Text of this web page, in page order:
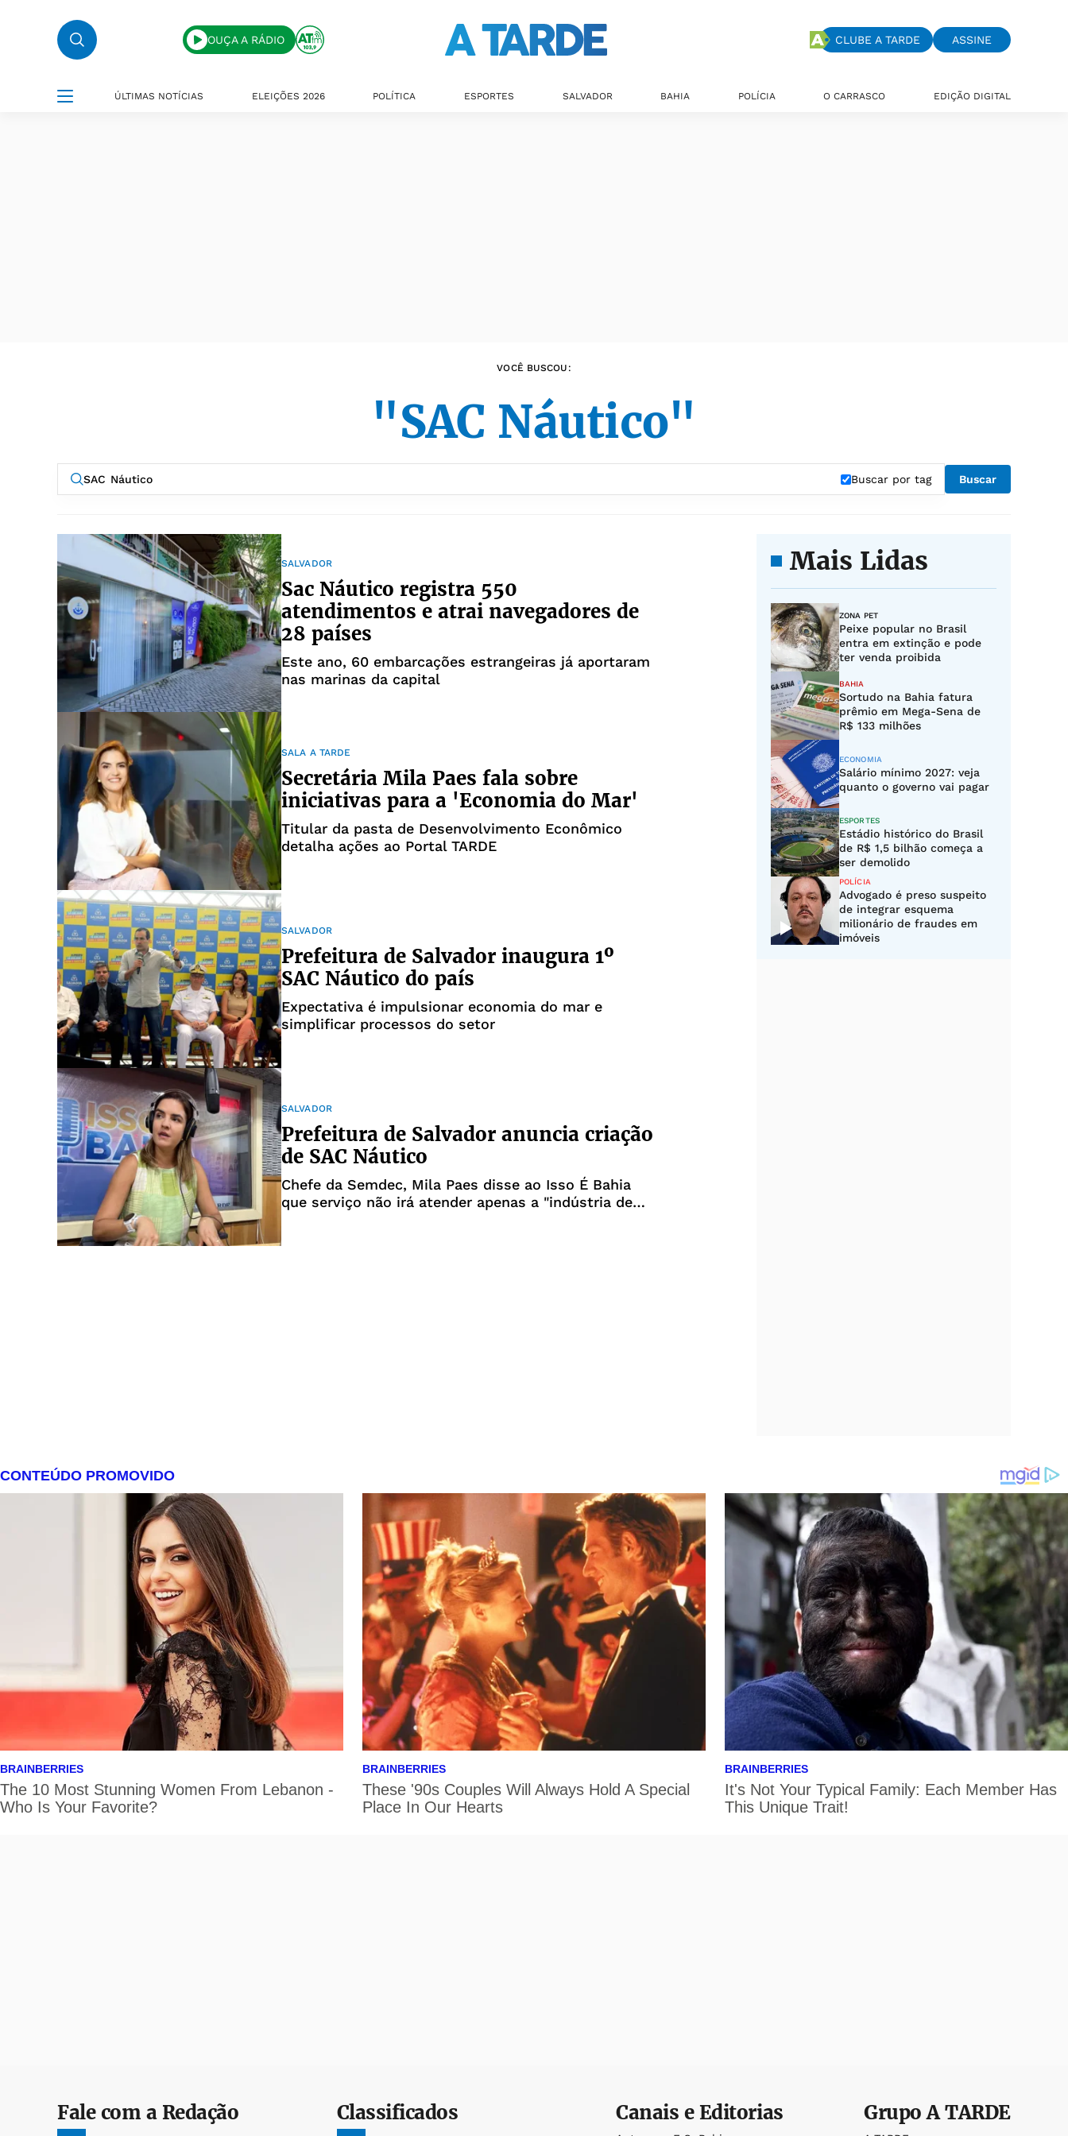
OUÇA A RÁDIO CLUBE A TARDE ASSINE
ÚLTIMAS NOTÍCIAS ELEIÇÕES 2026 POLÍTICA ESPORTES SALVADOR BAHIA POLÍCIA O CARRASCO EDIÇÃO DIGITAL
VOCÊ BUSCOU:
"SAC Náutico"
Buscar por tag Buscar
SALVADOR
Sac Náutico registra 550
atendimentos e atrai navegadores de
28 países
Este ano, 60 embarcações estrangeiras já aportaram
nas marinas da capital
SALA A TARDE
Secretária Mila Paes fala sobre
iniciativas para a 'Economia do Mar'
Titular da pasta de Desenvolvimento Econômico
detalha ações ao Portal TARDE
SALVADOR
Prefeitura de Salvador inaugura 1º
SAC Náutico do país
Expectativa é impulsionar economia do mar e
simplificar processos do setor
SALVADOR
Prefeitura de Salvador anuncia criação
de SAC Náutico
Chefe da Semdec, Mila Paes disse ao Isso É Bahia
que serviço não irá atender apenas a "indústria de
Mais Lidas
ZONA PET
Peixe popular no Brasil
entra em extinção e pode
ter venda proibida
BAHIA
Sortudo na Bahia fatura
prêmio em Mega-Sena de
R$ 133 milhões
ECONOMIA
Salário mínimo 2027: veja
quanto o governo vai pagar
ESPORTES
Estádio histórico do Brasil
de R$ 1,5 bilhão começa a
ser demolido
POLÍCIA
Advogado é preso suspeito
de integrar esquema
milionário de fraudes em
imóveis
Fale com a Redação Classificados Canais e Editorias GrupoA TARDE